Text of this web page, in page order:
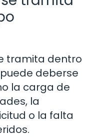
tramita dentro
deberse
la carga de
la
o la falta